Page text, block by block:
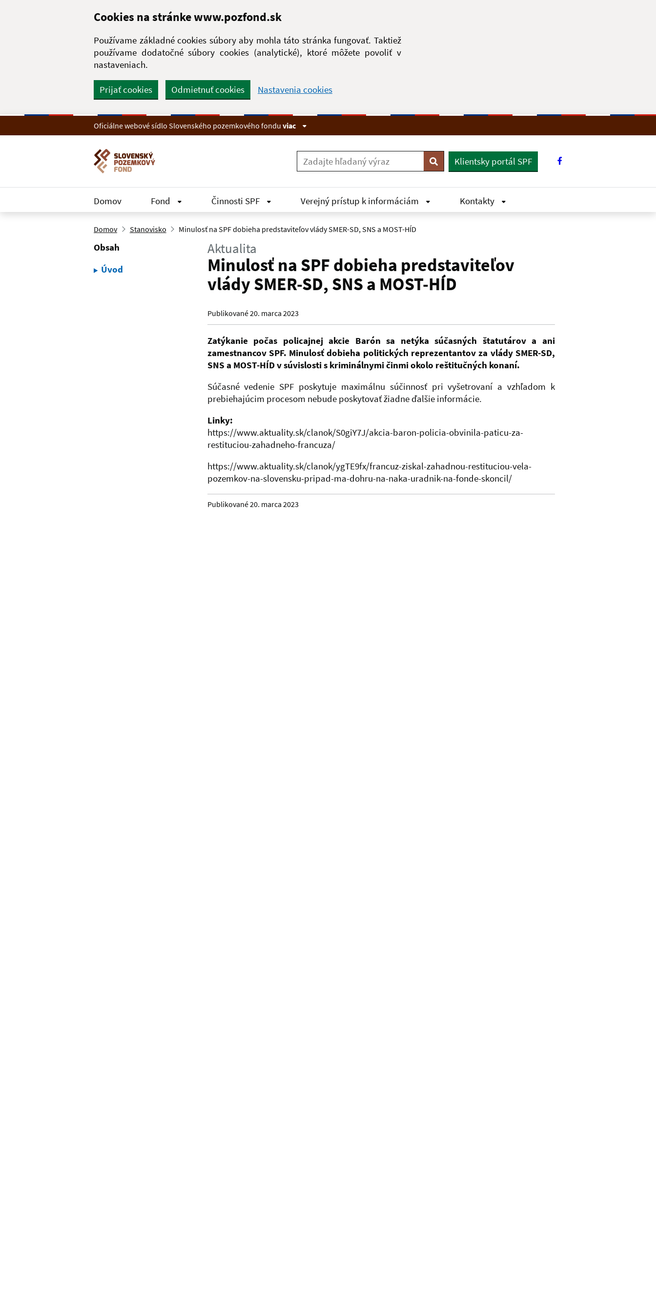
Cookies na stránke www.pozfond.sk
Používame základné cookies súbory aby mohla táto stránka fungovať. Taktiež
používame dodatočné súbory cookies (analytické), ktoré môžete povoliť v
nastaveniach.
Prijať cookies Odmietnuť cookies Nastavenia cookies
Oficiálne webové sídlo Slovenského pozemkového fondu viac
Vyhľadávanie
Klientsky portál SPF
Domov Fond Činnosti SPF Verejný prístup k informáciám Kontakty
Domov Stanovisko Minulosť na SPF dobieha predstaviteľov vlády SMER-SD, SNS a MOST-HÍD
Aktualita
Minulosť na SPF dobieha predstaviteľov
vlády SMER-SD, SNS a MOST-HÍD
Publikované 20. marca 2023
Obsah
Úvod
Zatýkanie počas policajnej akcie Barón sa netýka súčasných štatutárov a ani
zamestnancov SPF. Minulosť dobieha politických reprezentantov za vlády SMER-SD,
SNS a MOST-HÍD v súvislosti s kriminálnymi činmi okolo reštitučných konaní.
Súčasné vedenie SPF poskytuje maximálnu súčinnosť pri vyšetrovaní a vzhľadom k
prebiehajúcim procesom nebude poskytovať žiadne ďalšie informácie.
Linky:
https://www.aktuality.sk/clanok/S0giY7J/akcia-baron-policia-obvinila-paticu-za-
restituciou-zahadneho-francuza/
https://www.aktuality.sk/clanok/ygTE9fx/francuz-ziskal-zahadnou-restituciou-vela-
pozemkov-na-slovensku-pripad-ma-dohru-na-naka-uradnik-na-fonde-skoncil/
Publikované 20. marca 2023